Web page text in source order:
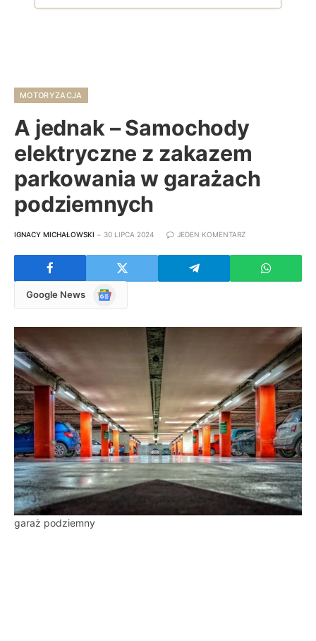
MOTORYZACJA
A jednak – Samochody
elektryczne z zakazem
parkowania w garażach
podziemnych
IGNACY MICHAŁOWSKI 30 LIPCA 2024 JEDEN KOMENTARZ
Google News
Google
garaż podziemny